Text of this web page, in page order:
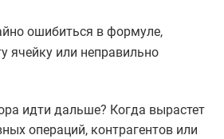
ошибиться в формуле,
ячейку или неправильно
идти дальше? Когда вырастет
операций, контрагентов или